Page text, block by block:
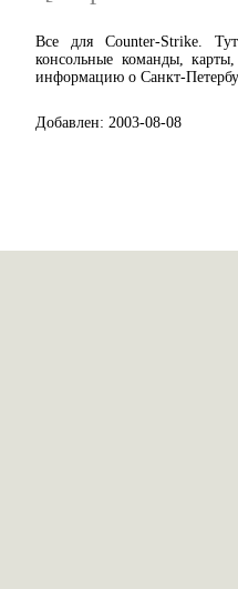
Все для Counter-Strike.
консольные команды,
информацию о Санкт-
Добавлен: 2003-08-08